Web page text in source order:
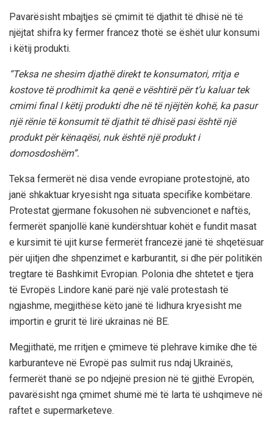
Pavarësisht mbajtjes së çmimit të djathit të dhisë në të
njëjtat shifra ky fermer francez thotë se ëshët ulur konsumi
i këtij produkti.
“Teksa ne shesim djathë direkt te konsumatori, rritja e
kostove të prodhimit ka qenë e vështirë për t’u kaluar tek
cmimi final I këtij produkti dhe në të njëjtën kohë, ka pasur
një rënie të konsumit të djathit të dhisë pasi është një
produkt për kënaqësi, nuk është një produkt i
domosdoshëm”.
Teksa fermerët në disa vende evropiane protestojnë, ato
janë shkaktuar kryesisht nga situata specifike kombëtare.
Protestat gjermane fokusohen në subvencionet e naftës,
fermerët spanjollë kanë kundërshtuar kohët e fundit masat
e kursimit të ujit kurse fermerët francezë janë të shqetësuar
për ujitjen dhe shpenzimet e karburantit, si dhe për politikën
tregtare të Bashkimit Evropian. Polonia dhe shtetet e tjera
të Evropës Lindore kanë parë një valë protestash të
ngjashme, megjithëse këto janë të lidhura kryesisht me
importin e grurit të lirë ukrainas në BE.
Megjithatë, me rritjen e çmimeve të plehrave kimike dhe të
karburanteve në Evropë pas sulmit rus ndaj Ukrainës,
fermerët thanë se po ndjejnë presion në të gjithë Evropën,
pavarësisht nga çmimet shumë më të larta të ushqimeve në
raftet e supermarketeve.